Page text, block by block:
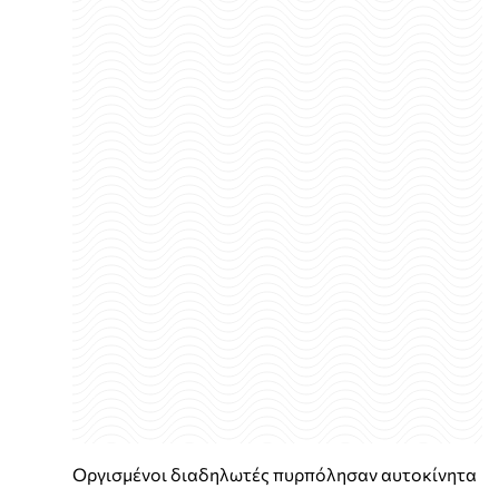
Οργισμένοι διαδηλωτές πυρπόλησαν αυτοκίνητα